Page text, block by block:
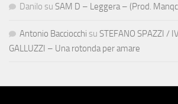
Danilo su SAM D – Leggera – (Prod.
Antonio Bacciocchi su STEFANO SPAZZI /
GALLUZZI – Una rotonda per amare